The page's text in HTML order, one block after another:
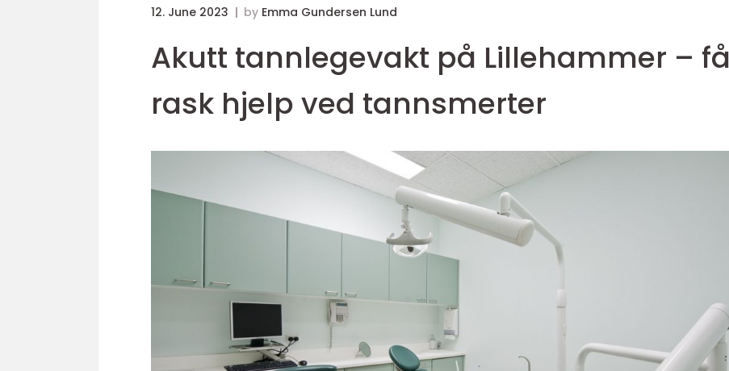
12. June 2023 by Emma Gundersen Lund
Akutt tannlegevakt på Lillehammer – få
rask hjelp ved tannsmerter